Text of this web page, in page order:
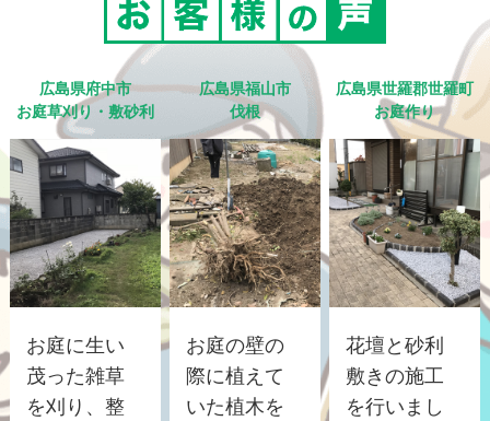
広島県府中市
お庭草刈り・敷砂利
お庭に生い
茂った雑草
を刈り、整
広島県福山市
伐根
お庭の壁の
際に植えて
いた植木を
広島県世羅郡世羅町
お庭作り
花壇と砂利
敷きの施工
を行いまし